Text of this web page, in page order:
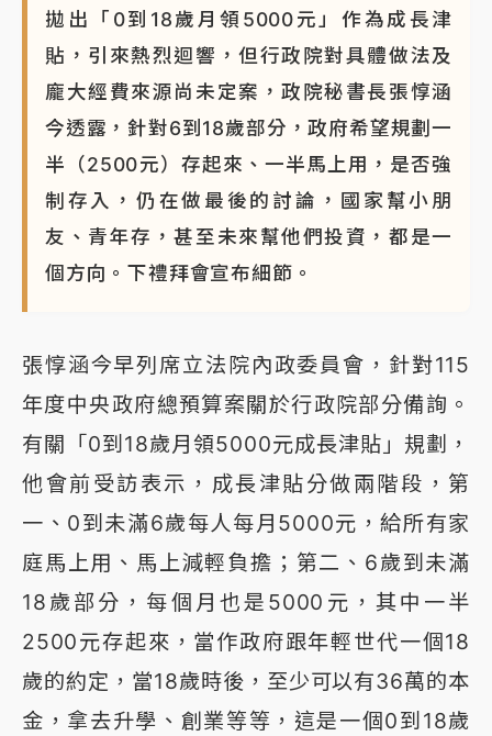
拋出「0到18歲月領5000元」作為成長津
貼，引來熱烈迴響，但行政院對具體做法及
龐大經費來源尚未定案，政院秘書長張惇涵
今透露，針對6到18歲部分，政府希望規劃一
半（2500元）存起來、一半馬上用，是否強
制存入，仍在做最後的討論，國家幫小朋
友、青年存，甚至未來幫他們投資，都是一
個方向。下禮拜會宣布細節。
張惇涵今早列席立法院內政委員會，針對115
年度中央政府總預算案關於行政院部分備詢。
有關「0到18歲月領5000元成長津貼」規劃，
他會前受訪表示，成長津貼分做兩階段，第
一、0到未滿6歲每人每月5000元，給所有家
庭馬上用、馬上減輕負擔；第二、6歲到未滿
18歲部分，每個月也是5000元，其中一半
2500元存起來，當作政府跟年輕世代一個18
歲的約定，當18歲時後，至少可以有36萬的本
金，拿去升學、創業等等，這是一個0到18歲